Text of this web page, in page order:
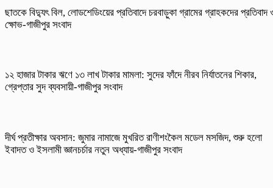
ছাতকে বিদ্যুৎ বিল, লোডশেডিংয়ের প্রতিবাদে চরবাড়ুকা গ্রামের গ্রাহকদের প্রতিবাদ
ক্ষোভ-গাজীপুর সংবাদ
১২ হাজার টাকার ঋণে ১৩ লাখ টাকার মামলা: সুদের ফাঁদে নীরব নির্যাতনের শিকার,
গ্রেপ্তার সুদ ব্যবসায়ী-গাজীপুর সংবাদ
দীর্ঘ প্রতীক্ষার অবসান: জুমার নামাজে মুখরিত রাণীশংকৈল মডেল মসজিদ, শুরু হলো
ইবাদত ও ইসলামী জ্ঞানচর্চার নতুন অধ্যায়-গাজীপুর সংবাদ